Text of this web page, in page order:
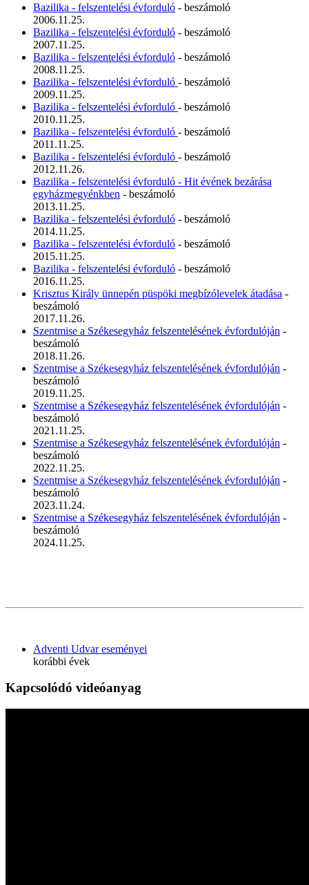
Bazilika - felszentelési évforduló - beszámoló
2006.11.25.
Bazilika - felszentelési évforduló - beszámoló
2007.11.25.
Bazilika - felszentelési évforduló - beszámoló
2008.11.25.
Bazilika - felszentelési évforduló - beszámoló
2009.11.25.
Bazilika - felszentelési évforduló - beszámoló
2010.11.25.
Bazilika - felszentelési évforduló - beszámoló
2011.11.25.
Bazilika - felszentelési évforduló - beszámoló
2012.11.26.
Bazilika - felszentelési évforduló - Hit évének bezárása
egyházmegyénkben - beszámoló
2013.11.25.
Bazilika - felszentelési évforduló - beszámoló
2014.11.25.
Bazilika - felszentelési évforduló - beszámoló
2015.11.25.
Bazilika - felszentelési évforduló - beszámoló
2016.11.25.
Krisztus Király ünnepén püspöki megbízólevelek átadása -
beszámoló
2017.11.26.
Szentmise a Székesegyház felszentelésének évfordulóján -
beszámoló
2018.11.26.
Szentmise a Székesegyház felszentelésének évfordulóján -
beszámoló
2019.11.25.
Szentmise a Székesegyház felszentelésének évfordulóján -
beszámoló
2021.11.25.
Szentmise a Székesegyház felszentelésének évfordulóján -
beszámoló
2022.11.25.
Szentmise a Székesegyház felszentelésének évfordulóján -
beszámoló
2023.11.24.
Szentmise a Székesegyház felszentelésének évfordulóján -
beszámoló
2024.11.25.
Adventi Udvar eseményei
korábbi évek
Kapcsolódó videóanyag